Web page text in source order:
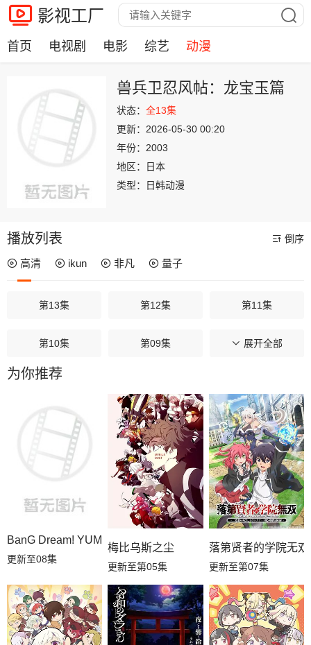
影视工厂
首页 电视剧 电影 综艺 动漫
兽兵卫忍风帖：龙宝玉篇
状态： 全13集
更新： 2026-05-30 00:20
年份： 2003
地区：
日本
类型：
日韩动漫
播放列表 倒序
高清 ikun 非凡 量子
第13集 第12集 第11集
第10集 第09集 第08集
第07集
第03集 第02集
第01集
展开全部
为你推荐
BanG Dream! YUME∞MITA
更新至08集
梅比乌斯之尘
更新至第05集
落第贤者的学院无
更新至第07集